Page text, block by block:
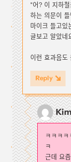
"어? 이 지하
하는 의문이
마이크 들고있
글보고 알았네
이런 효과음도
Reply
ㅋㅋㅋ
ㅋ
근데 요